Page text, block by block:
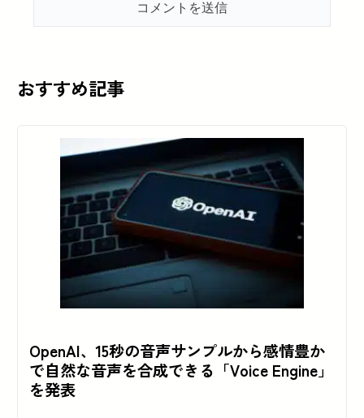
おすすめ記事
OpenAI、15秒の音声サンプルから感情豊か
で自然な音声を合成できる「Voice Engine」
を発表